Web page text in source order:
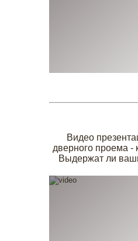
Видео
дверного проема -
Выдержат ли